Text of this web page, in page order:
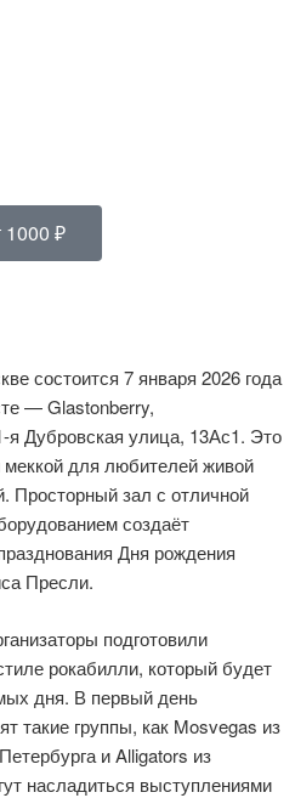
1000 ₽
состоится 7 января 2026 года
— Glastonberry,
я Дубровская улица, 13Ас1. Это
для любителей живой
Просторный зал с отличной
создаёт
Дня рождения
Пресли.
подготовили
рокабилли, который будет
дня. В первый день
такие группы, как Mosvegas из
и Alligators из
насладиться выступлениями